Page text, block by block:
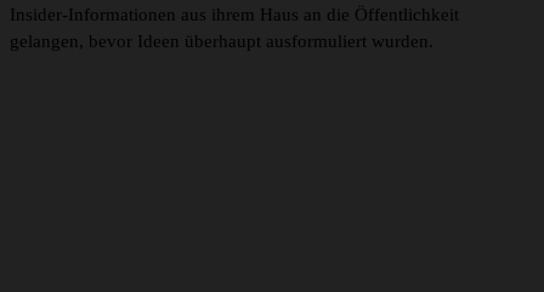
Insider-Informationen aus ihrem Haus an die Öffentlichkeit
gelangen, bevor Ideen überhaupt ausformuliert wurden.